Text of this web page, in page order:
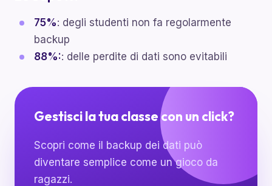
75%: degli studenti non fa regolarmente
backup
88%:: delle perdite di dati sono evitabili
Gestisci la tua classe con un click?
Scopri come il backup dei dati può
diventare semplice come un gioco da
ragazzi.